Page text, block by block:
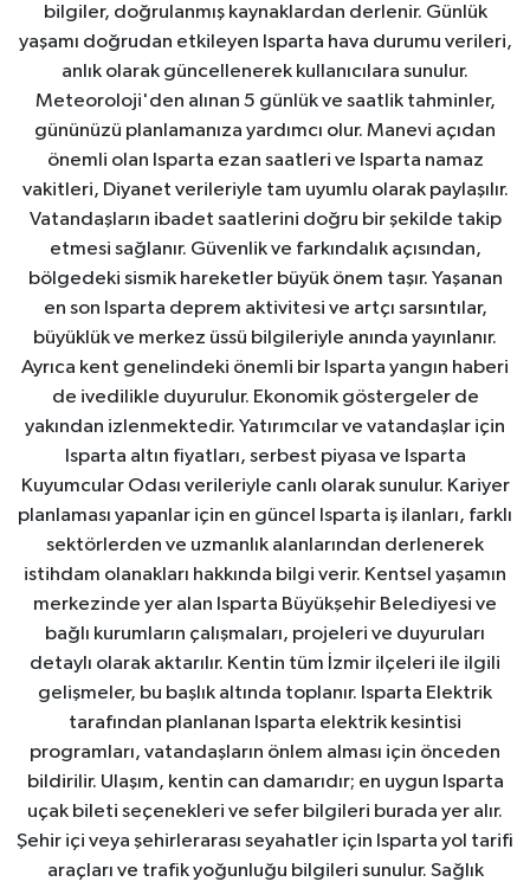
bilgiler, doğrulanmış kaynaklardan derlenir. Günlük
yaşamı doğrudan etkileyen Isparta hava durumu verileri,
anlık olarak güncellenerek kullanıcılara sunulur.
Meteoroloji'den alınan 5 günlük ve saatlik tahminler,
gününüzü planlamanıza yardımcı olur. Manevi açıdan
önemli olan Isparta ezan saatleri ve Isparta namaz
vakitleri, Diyanet verileriyle tam uyumlu olarak paylaşılır.
Vatandaşların ibadet saatlerini doğru bir şekilde takip
etmesi sağlanır. Güvenlik ve farkındalık açısından,
bölgedeki sismik hareketler büyük önem taşır. Yaşanan
en son Isparta deprem aktivitesi ve artçı sarsıntılar,
büyüklük ve merkez üssü bilgileriyle anında yayınlanır.
Ayrıca kent genelindeki önemli bir Isparta yangın haberi
de ivedilikle duyurulur. Ekonomik göstergeler de
yakından izlenmektedir. Yatırımcılar ve vatandaşlar için
Isparta altın fiyatları, serbest piyasa ve Isparta
Kuyumcular Odası verileriyle canlı olarak sunulur. Kariyer
planlaması yapanlar için en güncel Isparta iş ilanları, farklı
sektörlerden ve uzmanlık alanlarından derlenerek
istihdam olanakları hakkında bilgi verir. Kentsel yaşamın
merkezinde yer alan Isparta Büyükşehir Belediyesi ve
bağlı kurumların çalışmaları, projeleri ve duyuruları
detaylı olarak aktarılır. Kentin tüm İzmir ilçeleri ile ilgili
gelişmeler, bu başlık altında toplanır. Isparta Elektrik
tarafından planlanan Isparta elektrik kesintisi
programları, vatandaşların önlem alması için önceden
bildirilir. Ulaşım, kentin can damarıdır; en uygun Isparta
uçak bileti seçenekleri ve sefer bilgileri burada yer alır.
Şehir içi veya şehirlerarası seyahatler için Isparta yol tarifi
araçları ve trafik yoğunluğu bilgileri sunulur. Sağlık